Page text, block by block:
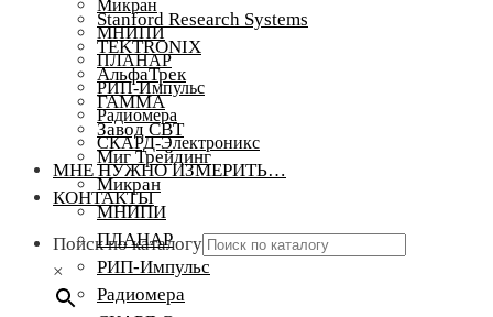
Микран
МНИПИ
ПЛАНАР
РИП-Импульс
Радиомера
СКАРД-Электроникс
МНЕ НУЖНО ИЗМЕРИТЬ…
КОНТАКТЫ
Поиск по каталогу
×
Stanford Research Systems
TEKTRONIX
АльфаТрек
ГАММА
Завод СВТ
Миг Трейдинг
Микран
МНИПИ
ПЛАНАР
РИП-Импульс
Радиомера